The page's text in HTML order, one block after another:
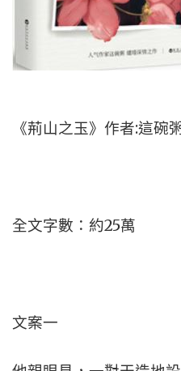
《荊山之玉》作者:這碗
全文字數：約25萬
文案一